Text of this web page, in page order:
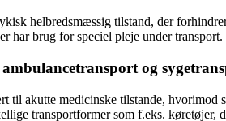
helbredsmæssig tilstand, der
har brug for speciel pleje under transport.
og
til akutte medicinske tilstande,
transportformer som f.eks.